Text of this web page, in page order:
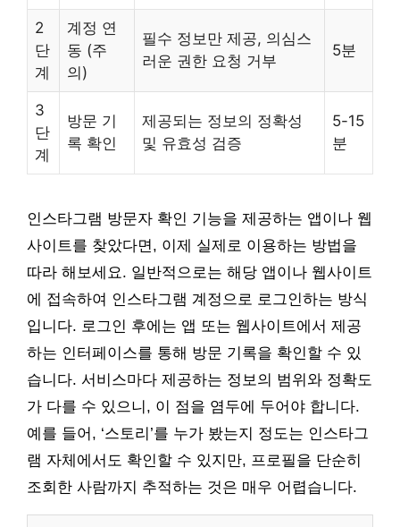
2
단
계
계정 연
동 (주
의)
필수 정보만 제공, 의심스
러운 권한 요청 거부
5분
3
단
계
방문 기
록 확인
제공되는 정보의 정확성
및 유효성 검증
5-15
분
인스타그램 방문자 확인 기능을 제공하는 앱이나 웹
사이트를 찾았다면, 이제 실제로 이용하는 방법을
따라 해보세요. 일반적으로는 해당 앱이나 웹사이트
에 접속하여 인스타그램 계정으로 로그인하는 방식
입니다. 로그인 후에는 앱 또는 웹사이트에서 제공
하는 인터페이스를 통해 방문 기록을 확인할 수 있
습니다. 서비스마다 제공하는 정보의 범위와 정확도
가 다를 수 있으니, 이 점을 염두에 두어야 합니다.
예를 들어, ‘스토리’를 누가 봤는지 정도는 인스타그
램 자체에서도 확인할 수 있지만, 프로필을 단순히
조회한 사람까지 추적하는 것은 매우 어렵습니다.